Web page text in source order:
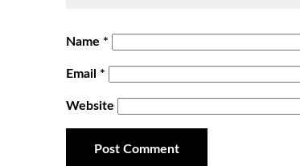
Name *
Email *
Website